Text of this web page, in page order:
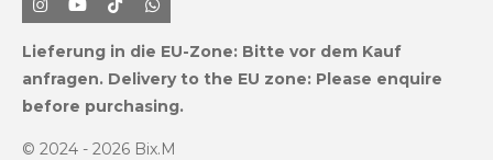
I
n
t
a
r
m
Y
o
T
u
e
T
i
k
T
o
W
h
t
s
p
Lieferung in die EU-Zone: Bitte vor dem Kauf
anfragen. Delivery to the EU zone: Please enquire
before purchasing.
© 2024 - 2026 Bix.M